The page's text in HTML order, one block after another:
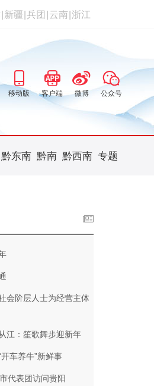
新疆 兵团 云南 浙江
移动版 客户端 微博 公众号
黔东南 黔南 黔西南 专题
会阶层人士为经营主体
江：笙歌舞步迎新年
车养牛”新鲜事
代表团访问贵阳